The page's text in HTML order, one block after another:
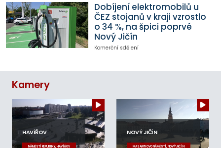
Dobíjení elektromobilů u
ČEZ stojanů v kraji vzrostlo
o 34 %, na špici poprvé
Nový Jičín
Komerční sdělení
Kamery
HAVÍŘOV
NÁMĚSTÍ REPUBLIKY, HAVÍŘOV
NOVÝ JIČÍN
MASARYKOVO NÁMĚSTÍ, NOVÝ JIČÍN